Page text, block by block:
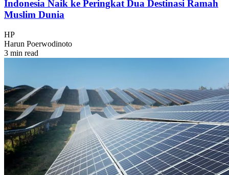
Indonesia Naik ke Peringkat Dua Destinasi Ramah
Muslim Dunia
HP
Harun Poerwodinoto
3 min read